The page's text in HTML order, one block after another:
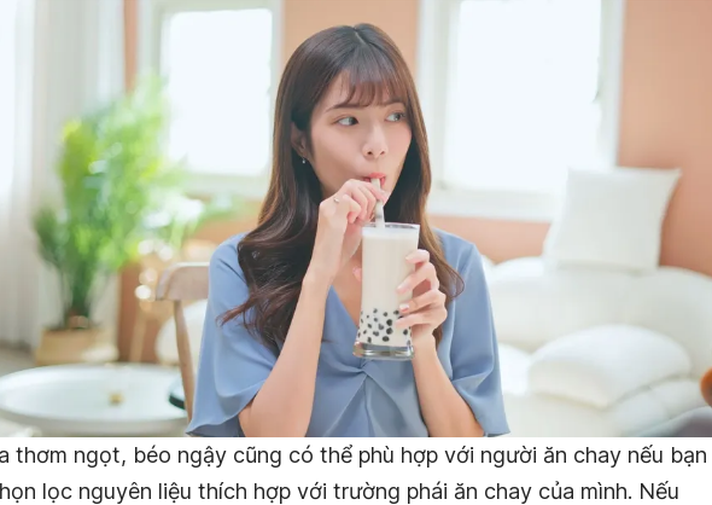
thơm ngọt, béo ngậy cũng có thể phù hợp với người ăn chay nếu bạn
lọc nguyên liệu thích hợp với trường phái ăn chay của mình. Nếu